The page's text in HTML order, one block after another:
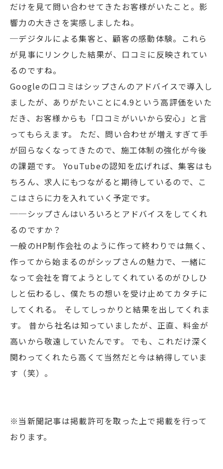
だけを見て問い合わせてきたお客様がいたこと。影
響力の大きさを実感しましたね。
─デジタルによる集客と、顧客の感動体験。これら
が見事にリンクした結果が、口コミに反映されてい
るのですね。
Googleの口コミはシップさんのアドバイスで導入し
ましたが、ありがたいことに4.9という高評価をいた
だき、お客様からも「口コミがいいから安心」と言
ってもらえます。 ただ、問い合わせが増えすぎて手
が回らなくなってきたので、施工体制の強化が今後
の課題です。 YouTubeの認知を広げれば、集客はも
ちろん、求人にもつながると期待しているので、こ
こはさらに力を入れていく予定です。
──シップさんはいろいろとアドバイスをしてくれ
るのですか？
一般のHP制作会社のように作って終わりでは無く、
作ってから始まるのがシップさんの魅力で、一緒に
なって会社を育てようとしてくれているのがひしひ
しと伝わるし、僕たちの想いを受け止めてカタチに
してくれる。 そしてしっかりと結果を出してくれま
す。 昔から社名は知っていましたが、正直、料金が
高いから敬遠していたんです。 でも、これだけ深く
関わってくれたら高くて当然だと今は納得していま
す（笑）。
※当新聞記事は掲載許可を取った上で掲載を行って
おります。